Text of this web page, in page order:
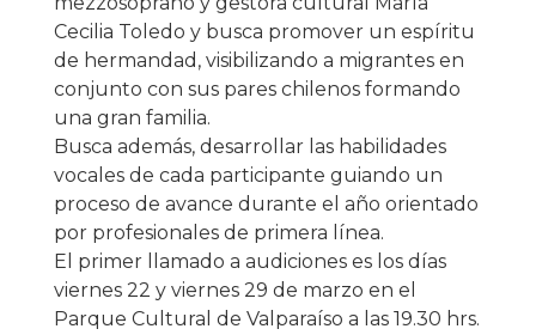
Cecilia Toledo y busca promover un espíritu
de hermandad, visibilizando a migrantes en
conjunto con sus pares chilenos formando
una gran familia.
Busca además, desarrollar las habilidades
vocales de cada participante guiando un
proceso de avance durante el año orientado
por profesionales de primera línea.
El primer llamado a audiciones es los días
viernes 22 y viernes 29 de marzo en el
Parque Cultural de Valparaíso a las 19.30 hrs.